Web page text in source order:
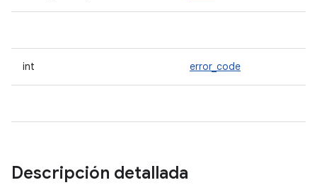
int error_code
Descripción detallada